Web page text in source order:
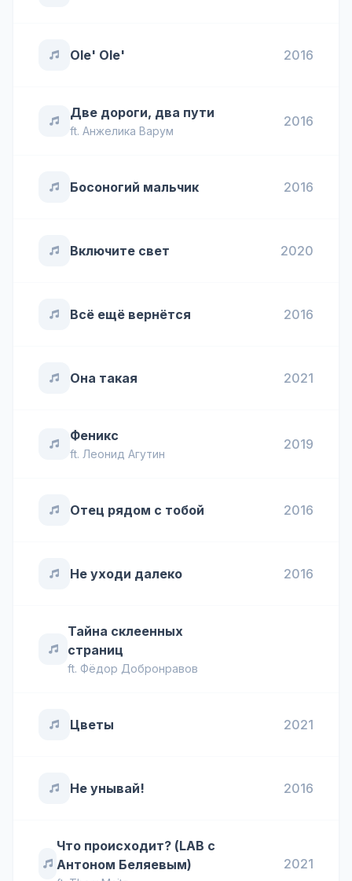
Ole' Ole' 2016
Две дороги, два пути
ft. Анжелика Варум
2016
Босоногий мальчик 2016
Включите свет 2020
Всё ещё вернётся 2016
Она такая 2021
Феникс
ft. Леонид Агутин
2019
Отец рядом с тобой 2016
Не уходи далеко 2016
Тайна склеенных
страниц
ft. Фёдор Добронравов
Цветы 2021
Не унывай! 2016
Что происходит? (LAB с
Антоном Беляевым)
2021